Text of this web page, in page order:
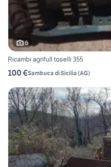
6
Ricambi agrifull toselli 355
100 €Sambuca di Sicilia (AG)